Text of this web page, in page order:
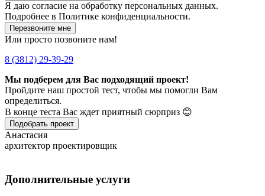
Я даю согласие на обработку персональных данных.
Подробнее в Политике конфиденциальности.
Перезвоните мне
Или просто позвоните нам!
8 (3812) 29-39-29
Мы подберем для Вас подходящий проект!
Пройдите наш простой тест, чтобы мы помогли Вам
определиться.
В конце теста Вас ждет приятный сюрприз 😊
Подобрать проект
Анастасия
архитектор проектировщик
Дополнительные услуги